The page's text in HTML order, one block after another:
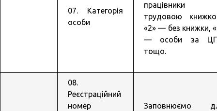
07. Категорія
особи
працівники
трудовою
«2» — без книжки,
— особи за
тощо.
08.
Реєстраційний
номер
Заповнюємо